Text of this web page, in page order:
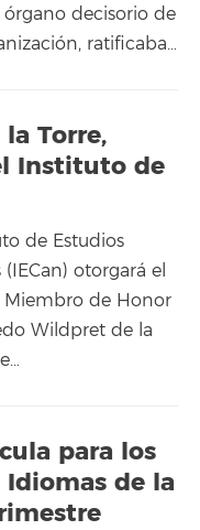
decisorio de
ratificaba…
Torre,
Instituto de
de Estudios
(IECan) otorgará el
de Honor
Wildpret de la
para los
de la